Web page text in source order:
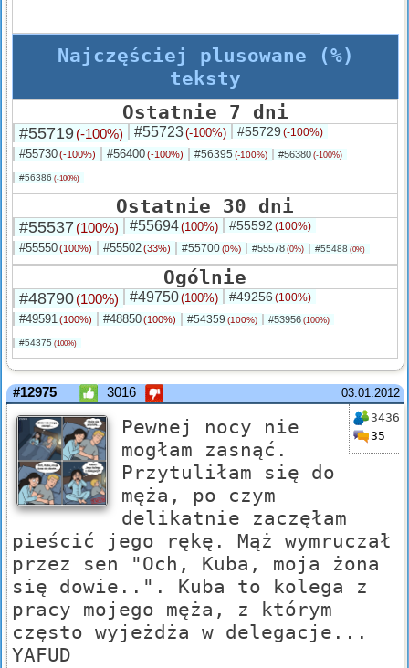
Najczęściej plusowane (%)
teksty
Ostatnie 7 dni
#55719(-100%) #55723(-100%) #55729 (-100%)
#55730(-100%) #56400(-100%) #56395 (-100%) #56380 (-100%)
#56386 (-100%)
Ostatnie 30 dni
#55537 (100%) #55694(100%) #55592 (100%)
#55550(100%) #55502(33%) #55700(0%) #55578 (0%) #55488 (0%)
Ogólnie
#48790(100%) #49750(100%) #49256 (100%)
#49591(100%) #48850(100%) #54359 (100%) #53956 (100%)
#54375 (100%)
03.01.2012
#12975 3016
3436
35
Pewnej nocy nie
mogłam zasnąć.
Przytuliłam się do
męża, po czym
delikatnie zaczęłam
pieścić jego rękę. Mąż wymruczał
przez sen "Och, Kuba, moja żona
się dowie..". Kuba to kolega z
pracy mojego męża, z którym
często wyjeżdża w delegacje...
YAFUD